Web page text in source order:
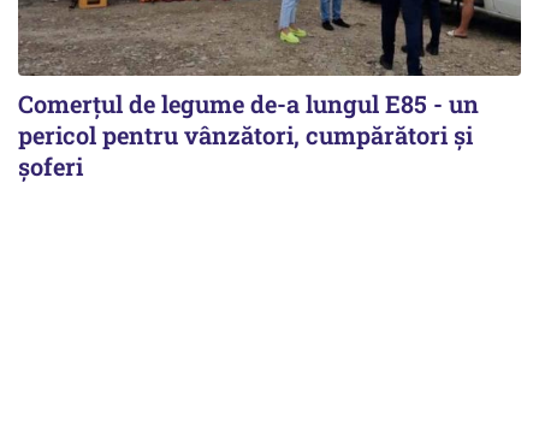
Comerțul de legume de-a lungul E85 - un
pericol pentru vânzători, cumpărători și
șoferi